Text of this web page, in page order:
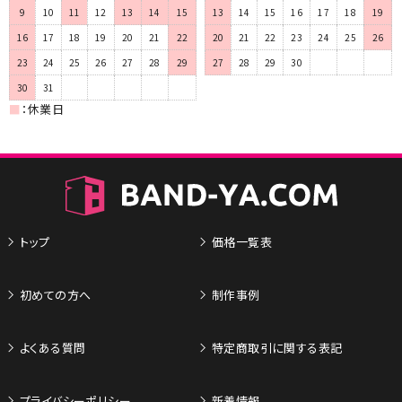
9 10 11 12 13 14
15
16
17 18 19 20 21
22
23
24 25 26 27 28
29
30
31
13 14 15 16 17 18
19
20
21 22 23 24 25
26
27
28 29 30
■ ：休業日
トップ 価格一覧表
初めての方へ 制作事例
よくある質問 特定商取引に関する表記